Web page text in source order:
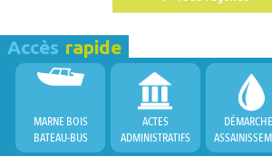
Accès rapide
MARNE BOIS
BATEAU-BUS
ACTES
ADMINISTRATIFS